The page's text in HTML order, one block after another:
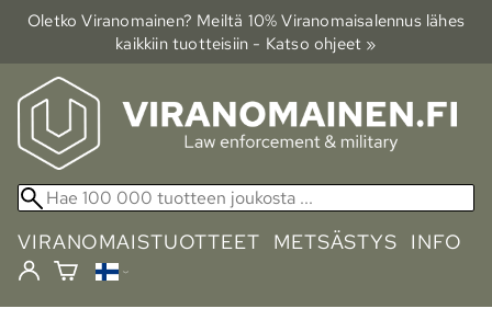
Oletko Viranomainen? Meiltä 10% Viranomais­alennus lähes
kaikkiin tuotteisiin - Katso ohjeet »
VIRANOMAISTUOTTEET METSÄSTYS INFO